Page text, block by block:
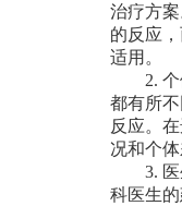
治疗方
的反应
适用。
2. 个体
都有所
反应。
况和个体
3. 医生
科医生